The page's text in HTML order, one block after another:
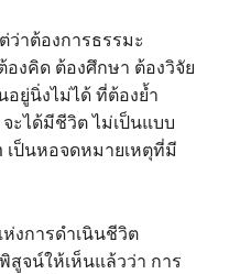
ว่าต้องการธรรมะ
งคิด ต้องศึกษา ต้องวิจัย
ยู่นิ่งไม่ได้ ที่ต้องย้ำ
ะได้มีชีวิต ไม่เป็นแบบ
เป็นหอจดหมายเหตุที่มี
งการดำเนินชีวิต
สูจน์ให้เห็นแล้วว่า การ